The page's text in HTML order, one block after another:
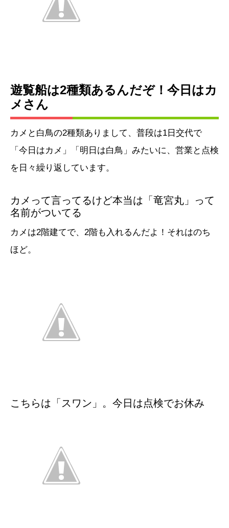
遊覧船は2種類あるんだぞ！今日はカ
メさん
カメと白鳥の2種類ありまして、普段は1日交代で
「今日はカメ」「明日は白鳥」みたいに、営業と点検
を日々繰り返しています。
カメって言ってるけど本当は「竜宮丸」って
名前がついてる
カメは2階建てで、2階も入れるんだよ！それはのち
ほど。
こちらは「スワン」。今日は点検でお休み